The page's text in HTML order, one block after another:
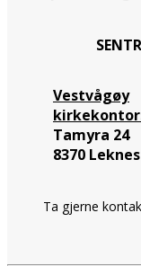
Vestvågøy
Tamyra 24
8370 Leknes
Ta gjerne